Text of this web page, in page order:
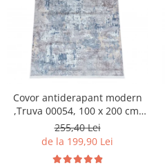
Covor antiderapant modern
,Truva 00054, 100 x 200 cm,
Gri Bej, Grosime 5mm
255,40 Lei
de la 199,90 Lei